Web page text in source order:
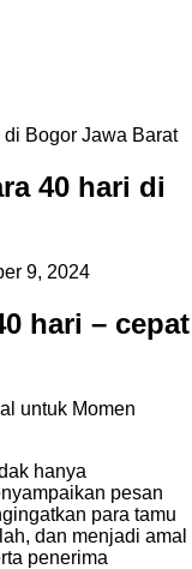
Bogor Jawa Barat
40 hari di
9, 2024
hari – cepat
untuk Momen
hanya
pesan
para tamu
dan menjadi amal
penerima